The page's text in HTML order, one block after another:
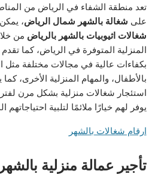
تعد منطقة الشفاء في الرياض من
على شغالة بالشهر شمال الرياض،
شغالات اثيوبيات بالشهر بالرياض من
المنزلية المتوفرة في الرياض، كما
بكفاءات عالية في مجالات مختلفة مثل
بالأطفال، والمهام المنزلية الأخرى،
استئجار شغالات منزلية بشكل مرن
يوفر لهم خيارًا ملائمًا لتلبية احتياجاتهم
ارقام شغالات بالشهر
تأجير عمالة منزلية